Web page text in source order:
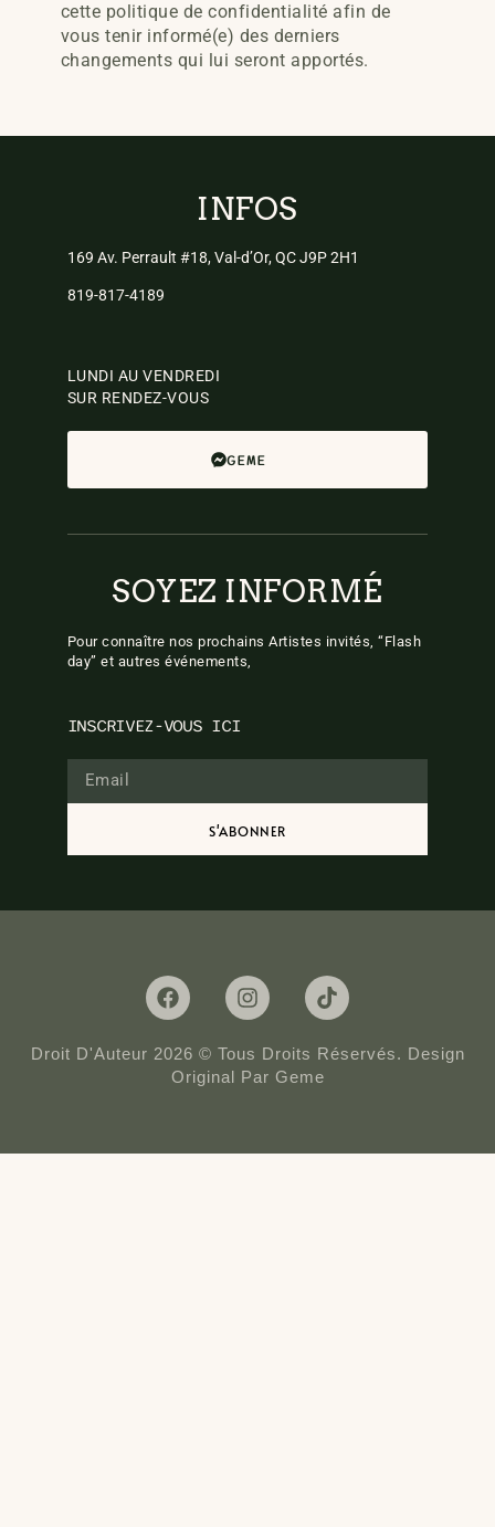
cette politique de confidentialité afin de
vous tenir informé(e) des derniers
changements qui lui seront apportés.
INFOS
169 Av. Perrault #18, Val-d’Or, QC J9P 2H1
819-817-4189
LUNDI AU VENDREDI
SUR RENDEZ-VOUS
GEME
SOYEZ INFORMÉ
Pour connaître nos prochains Artistes invités, “Flash
day” et autres événements,
INSCRIVEZ-VOUS ICI
S'ABONNER
Droit D'Auteur 2026 © Tous Droits Réservés. Design
Original Par Geme